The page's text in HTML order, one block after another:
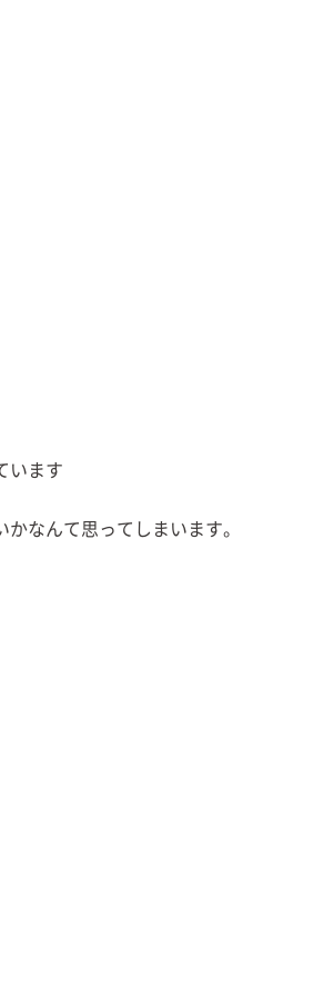
います
なんて思ってしまいます。